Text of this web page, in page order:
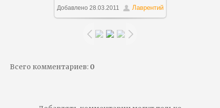
1484x1254/ 334.5Kb
Добавлено 28.03.2011 Лаврентий
Всего комментариев: 0